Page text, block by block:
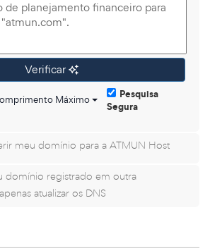
Verificar
Máximo
Pesquisa
Segura
meu domínio para a ATMUN Host
domínio registrado em outra
atualizar os DNS